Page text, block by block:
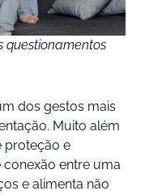
questionamentos
dos gestos mais
Muito além
proteção e
entre uma
e alimenta não